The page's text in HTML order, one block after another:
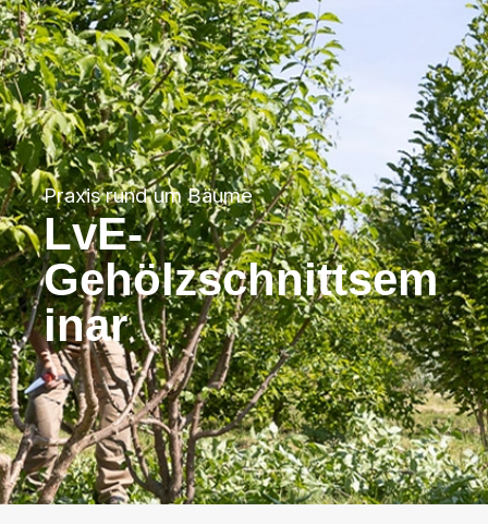
Praxis rund um Bäume
LvE-
Gehölzschnittsem
inar